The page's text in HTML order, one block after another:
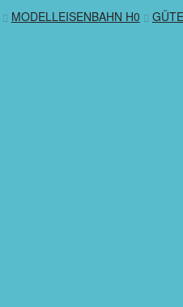
MODELLEISENBAHN H0